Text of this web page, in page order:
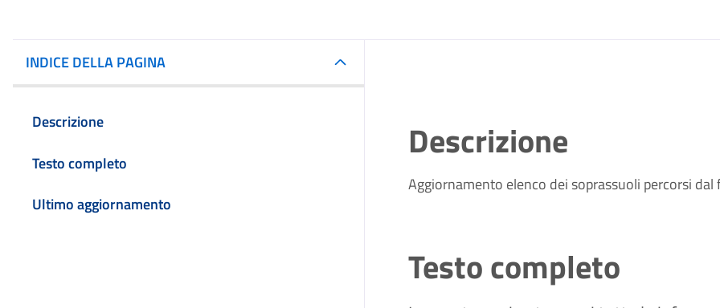
INDICE DELLA PAGINA
Descrizione
Testo completo
Ultimo aggiornamento
Descrizione
Aggiornamento elenco dei soprassuoli percorsi dal
Testo completo